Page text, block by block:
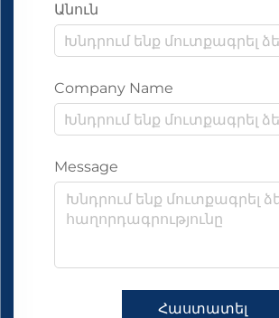
Անուն
Company Name
Message
Հաստատել